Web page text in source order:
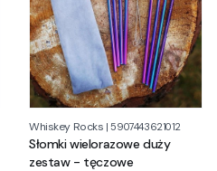
Whiskey Rocks |5907443621012
Słomki wielorazowe duży
zestaw - tęczowe